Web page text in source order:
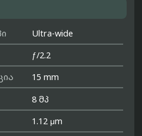
Ultra-wide
ƒ/2.2
15 mm
8 მპ
1.12 μm